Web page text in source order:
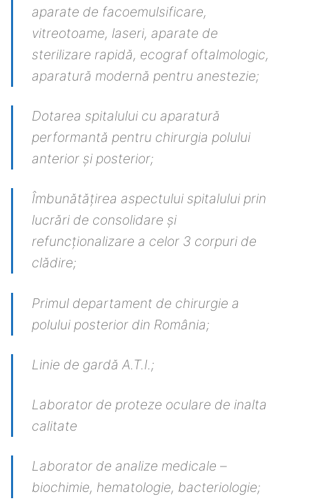
aparate de facoemulsificare,
vitreotoame, laseri, aparate de
sterilizare rapidă, ecograf oftalmologic,
aparatură modernă pentru anestezie;
Dotarea spitalului cu aparatură
performantă pentru chirurgia polului
anterior și posterior;
Îmbunătățirea aspectului spitalului prin
lucrări de consolidare și
refuncționalizare a celor 3 corpuri de
clădire;
Primul departament de chirurgie a
polului posterior din România;
Linie de gardă A.T.I.;
Laborator de proteze oculare de inalta
calitate
Laborator de analize medicale –
biochimie, hematologie, bacteriologie;